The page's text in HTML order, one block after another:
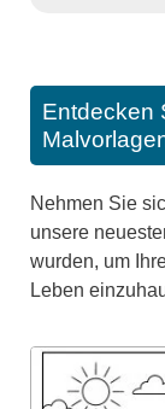
Entdecken
Nehmen Sie
unsere
wurden, um
Leben